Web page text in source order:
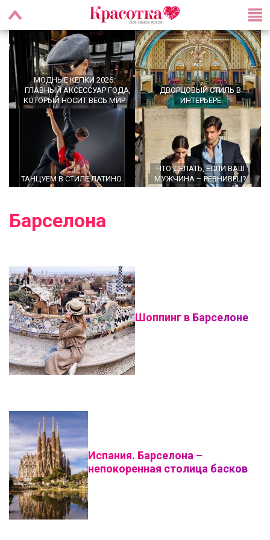
МОДНЫЕ КЕПКИ 2026:
ГЛАВНЫЙ АКСЕССУАР ГОДА,
КОТОРЫЙ НОСИТ ВЕСЬ МИР
ДВОРЦОВЫЙ СТИЛЬ В
ИНТЕРЬЕРЕ
ТАНЦУЕМ В СТИЛЕ ЛАТИНО
ЧТО ДЕЛАТЬ, ЕСЛИ ВАШ
МУЖЧИНА – РЕВНИВЕЦ?
Барселона
Шоппинг в Барселоне
Испания. Барселона –
непокоренная столица басков